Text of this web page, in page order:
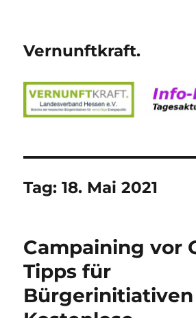
Vernunftkraft.
Tag:18. Mai 2021
Campaining vor
Tipps für
Bürgerinitiativen